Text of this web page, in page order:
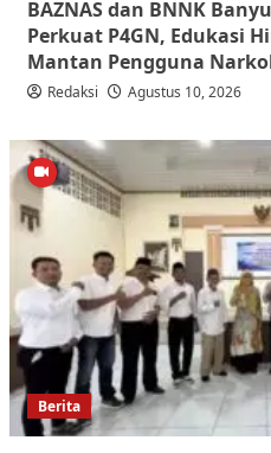
BAZNAS dan BNNK
Perkuat P4GN, Edukasi
Mantan Pengguna
Redaksi Agustus 10, 2026
Berita